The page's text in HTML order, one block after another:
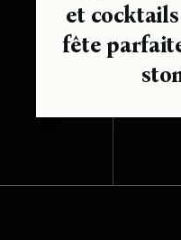
et
fête